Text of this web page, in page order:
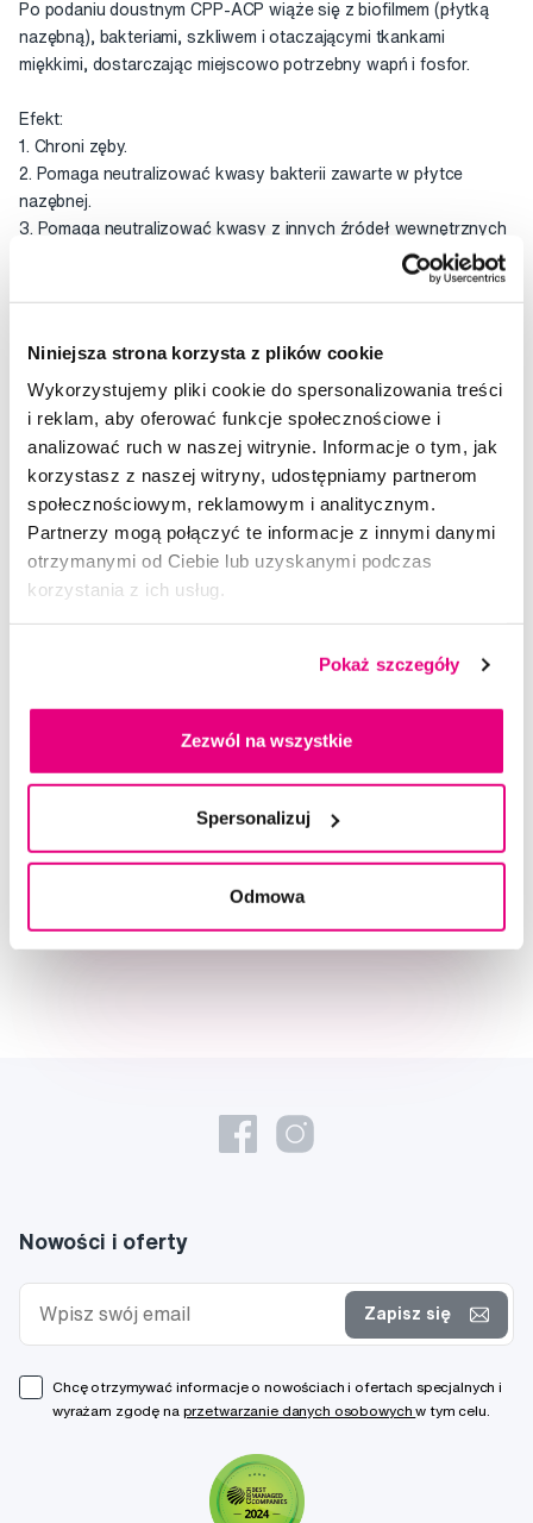
Niniejsza strona korzysta z plików cookie
Wykorzystujemy pliki cookie do spersonalizowania treści
i reklam, aby oferować funkcje społecznościowe i
analizować ruch w naszej witrynie. Informacje o tym, jak
korzystasz z naszej witryny, udostępniamy partnerom
społecznościowym, reklamowym i analitycznym.
Partnerzy mogą połączyć te informacje z innymi danymi
otrzymanymi od Ciebie lub uzyskanymi podczas
korzystania z ich usług.
Pokaż szczegóły
Zezwól na wszystkie
Spersonalizuj
Odmowa
Po podaniu doustnym CPP-ACP wiąże się z biofilmem (płytką
nazębną), bakteriami, szkliwem i otaczającymi tkankami
miękkimi, dostarczając miejscowo potrzebny wapń i fosfor.
Efekt:
1. Chroni zęby.
2. Pomaga neutralizować kwasy bakterii zawarte w płytce
nazębnej.
3. Pomaga neutralizować kwasy z innych źródeł wewnętrznych
40 g
Odpowiednie dla dzieci w wieku od 6 lat
Skład
Użyj
Ocena
Doradzimy Ci
Nowości i oferty
Zapisz się
Chcę otrzymywać informacje o nowościach i ofertach specjalnych i
wyrażam zgodę na przetwarzanie danych osobowychw tym celu.